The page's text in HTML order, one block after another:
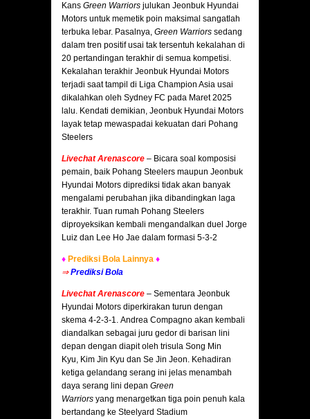
Kans Green Warriors julukan Jeonbuk Hyundai
Motors untuk memetik poin maksimal sangatlah
terbuka lebar. Pasalnya, Green Warriors sedang
dalam tren positif usai tak tersentuh kekalahan di
20 pertandingan terakhir di semua kompetisi.
Kekalahan terakhir Jeonbuk Hyundai Motors
terjadi saat tampil di Liga Champion Asia usai
dikalahkan oleh Sydney FC pada Maret 2025
lalu. Kendati demikian, Jeonbuk Hyundai Motors
layak tetap mewaspadai kekuatan dari Pohang
Steelers
Livechat Arenascore – Bicara soal komposisi
pemain, baik Pohang Steelers maupun Jeonbuk
Hyundai Motors diprediksi tidak akan banyak
mengalami perubahan jika dibandingkan laga
terakhir. Tuan rumah Pohang Steelers
diproyeksikan kembali mengandalkan duel Jorge
Luiz dan Lee Ho Jae dalam formasi 5-3-2
♦ Prediksi Bola Lainnya ♦
⇒ Prediksi Bola
Livechat Arenascore – Sementara Jeonbuk
Hyundai Motors diperkirakan turun dengan
skema 4-2-3-1. Andrea Compagno akan kembali
diandalkan sebagai juru gedor di barisan lini
depan dengan diapit oleh trisula Song Min
Kyu, Kim Jin Kyu dan Se Jin Jeon. Kehadiran
ketiga gelandang serang ini jelas menambah
daya serang lini depan Green
Warriors yang menargetkan tiga poin penuh kala
bertandang ke Steelyard Stadium